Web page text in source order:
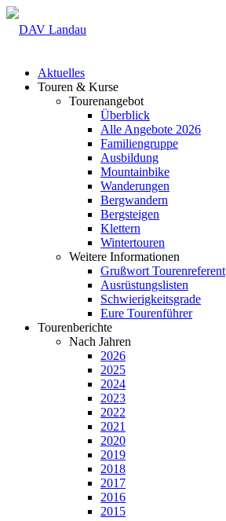
Aktuelles
Touren & Kurse
Tourenangebot
Überblick
Alle Angebote 2026
Familiengruppe
Ausbildung
Mountainbike
Wanderungen
Bergwandern
Bergsteigen
Klettern
Wintertouren
Weitere Informationen
Grußwort Tourenreferent
Ausrüstungslisten
Schwierigkeitsgrade
Eure Tourenführer
Tourenberichte
Nach Jahren
2026
2025
2024
2023
2022
2021
2020
2019
2018
2017
2016
2015